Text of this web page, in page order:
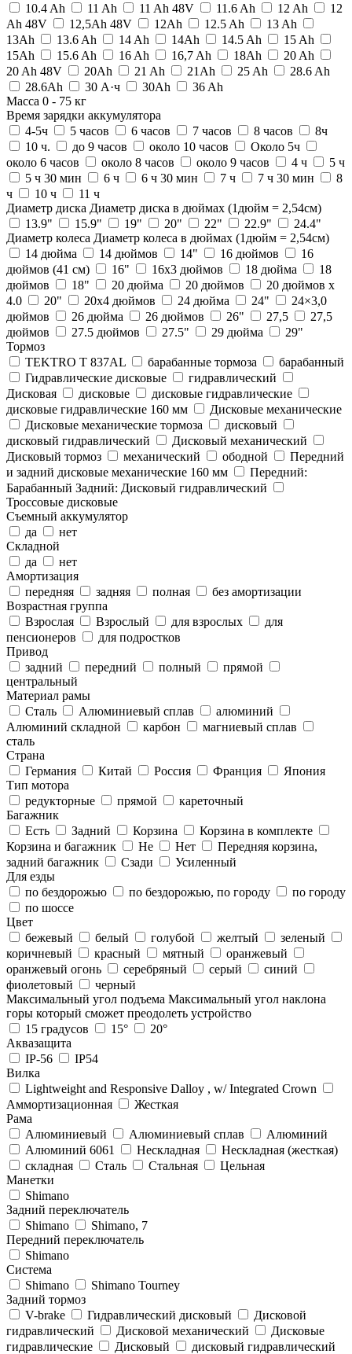
10.4 Ah
11 Ah 11 Ah 48V 11.6 Ah 12 Ah
12
Ah 48V
12,5Ah 48V 12Ah 12.5 Ah
13 Ah
13Ah
13.6 Ah 14 Ah 14Ah 14.5 Ah
15 Ah
15Ah
15.6 Ah 16 Ah 16,7 Ah 18Ah
20 Ah
20 Ah 48V
20Ah 21 Ah 21Ah 25 Ah
28.6 Ah
28.6Ah
30 А·ч 30Ah
36 Ah
Масса 0 - 75 кг
Время зарядки аккумулятора
4-5ч
5 часов 6 часов 7 часов 8 часов
8ч
10 ч.
до 9 часов около 10 часов
Около 5ч
около 6 часов
около 8 часов около 9 часов 4 ч
5 ч
5 ч 30 мин
6 ч 6 ч 30 мин 7 ч 7 ч 30 мин
8
ч
10 ч
11 ч
Диаметр диска Диаметр диска в дюймах (1дюйм = 2,54см)
13.9"
15.9" 19" 20" 22" 22.9"
24.4"
Диаметр колеса Диаметр колеса в дюймах (1дюйм = 2,54см)
14 дюйма
14 дюймов 14" 16 дюймов
16
дюймов (41 см)
16" 16х3 дюймов 18 дюйма
18
дюймов
18" 20 дюйма 20 дюймов
20 дюймов х
4.0
20" 20x4 дюймов 24 дюйма 24"
24×3,0
дюймов
26 дюйма 26 дюймов 26" 27,5
27,5
дюймов
27.5 дюймов 27.5" 29 дюйма
29"
Тормоз
TEKTRO T 837AL
барабанные тормоза
барабанный
Гидравлические дисковые
гидравлический
Дисковая
дисковые
дисковые гидравлические
дисковые гидравлические 160 мм
Дисковые механические
Дисковые механические тормоза
дисковый
дисковый гидравлический
Дисковый механический
Дисковый тормоз
механический ободной
Передний
и задний дисковые механические 160 мм
Передний:
Барабанный Задний: Дисковый гидравлический
Троссовые дисковые
Съемный аккумулятор
да
нет
Складной
да
нет
Амортизация
передняя
задняя полная
без амортизации
Возрастная группа
Взрослая
Взрослый для взрослых
для
пенсионеров
для подростков
Привод
задний
передний полный
прямой
центральный
Материал рамы
Cталь
Алюминиевый сплав
алюминий
Алюминий складной
карбон
магниевый сплав
сталь
Страна
Германия
Китай Россия Франция
Япония
Тип мотора
редукторные
прямой
кареточный
Багажник
Есть
Задний Корзина
Корзина в комплекте
Корзина и багажник
Не Нет
Передняя корзина,
задний багажник
Сзади
Усиленный
Для езды
по бездорожью
по бездорожью, по городу
по городу
по шоссе
Цвет
бежевый
белый голубой желтый
зеленый
коричневый
красный мятный
оранжевый
оранжевый огонь
серебряный серый
синий
фиолетовый
черный
Максимальный угол подъема Максимальный угол наклона
горы который сможет преодолеть устройство
15 градусов
15°
20°
Аквазащита
IP-56
IP54
Вилка
Lightweight and Responsive Dalloy , w/ Integrated Crown
Аммортизационная
Жесткая
Рама
Алюминиевый
Алюминиевый сплав
Алюминий
Алюминий 6061
Нескладная
Нескладная (жесткая)
складная
Сталь Стальная
Цельная
Манетки
Shimano
Задний переключатель
Shimano
Shimano, 7
Передний переключатель
Shimano
Система
Shimano
Shimano Tourney
Задний тормоз
V-brake
Гидравлический дисковый
Дисковой
гидравлический
Дисковой механический
Дисковые
гидравлические
Дисковый
дисковый гидравлический